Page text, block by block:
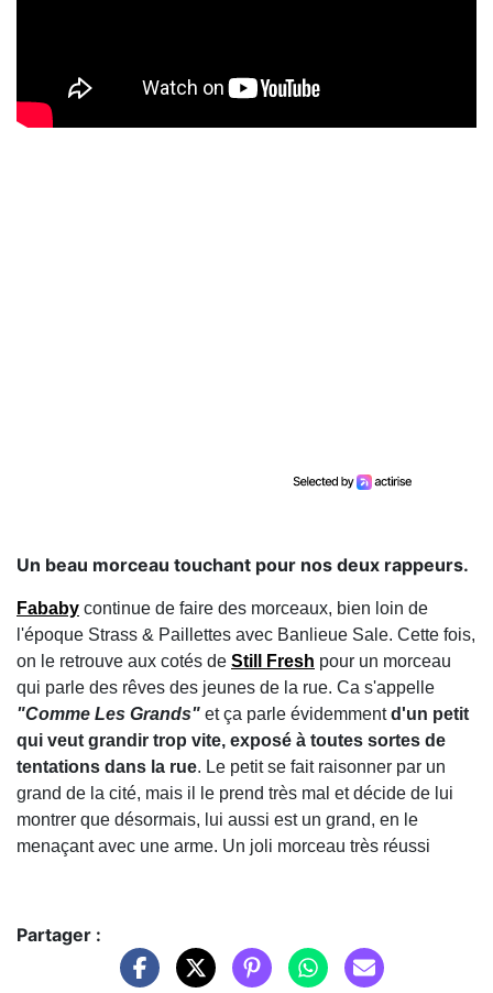
Un beau morceau touchant pour nos deux rappeurs.
Fababy continue de faire des morceaux, bien loin de
l'époque Strass & Paillettes avec Banlieue Sale. Cette fois,
on le retrouve aux cotés de Still Fresh pour un morceau
qui parle des rêves des jeunes de la rue. Ca s'appelle
"Comme Les Grands" et ça parle évidemmentd'un petit
qui veut grandir trop vite, exposé à toutes sortes de
tentations dans la rue. Le petit se fait raisonner par un
grand de la cité, mais il le prend très mal et décide de lui
montrer que désormais, lui aussi est un grand, en le
menaçant avec une arme. Un joli morceau très réussi
Partager :